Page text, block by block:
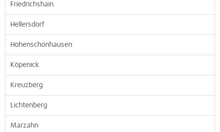
Friedrichshain
Hellersdorf
Hohenschönhausen
Köpenick
Kreuzberg
Lichtenberg
Marzahn